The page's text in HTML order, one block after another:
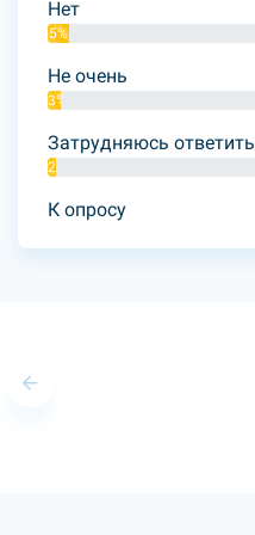
Нет
5%
Не очень
3%
Затрудняюсь ответить
2%
К опросу